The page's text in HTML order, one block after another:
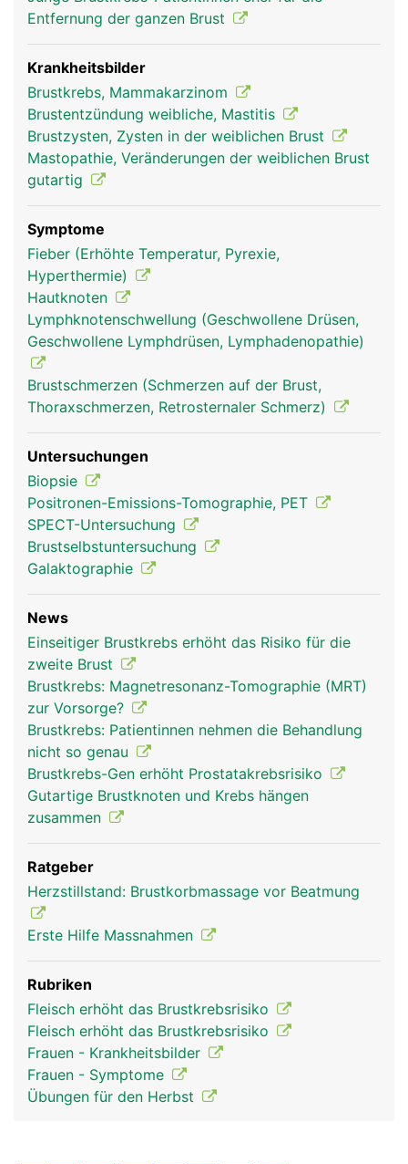
Geschlechtshormone vergrössern sich die Brüste
in der Schwangerschaft und beginnen kurz nach
der Entbindung mit der Milchproduktion, was
durch das Hormon Prolaktin aus der
Hirnanhangsdrüse in Gang gesetzt wird. Die Milch
enthält nicht nur die optimale Mischung aus
Nährstoffen sondern auch wichtige Antikörper der
Mutter, die das Neugeborene vor Infektionen
Menstruationszyklus kommt es zu einem
Anschwellen der Brüste als Vorbereitung auf eine
anstehende Schwangerschaft, die sich mit Beginn
der Monatsblutung wieder zurückbildet. Die Brüste
werden ausserdem durchzogen von Blutgefässen
zur Versorgung mit Nährstoffen und Hormonen
und von Lymphgefässen, die das Gewebewasser
(Lymphe) zu den Lymphknoten in den
Achselhöhlen leiten.
Brust Frau
Entfernung der ganzen Brust
Krankheitsbilder
Brustkrebs, Mammakarzinom
Brustentzündung weibliche, Mastitis
Brustzysten, Zysten in der weiblichen Brust
Mastopathie, Veränderungen der weiblichen Brust
gutartig
Symptome
Fieber (Erhöhte Temperatur, Pyrexie,
Hyperthermie)
Hautknoten
Lymphknotenschwellung (Geschwollene Drüsen,
Geschwollene Lymphdrüsen, Lymphadenopathie)
Brustschmerzen (Schmerzen auf der Brust,
Thoraxschmerzen, Retrosternaler Schmerz)
Untersuchungen
Biopsie
Positronen-Emissions-Tomographie, PET
SPECT-Untersuchung
Brustselbstuntersuchung
Galaktographie
News
Einseitiger Brustkrebs erhöht das Risiko für die
zweite Brust
Brustkrebs: Magnetresonanz-Tomographie (MRT)
zur Vorsorge?
Brustkrebs: Patientinnen nehmen die Behandlung
nicht so genau
Brustkrebs-Gen erhöht Prostatakrebsrisiko
Gutartige Brustknoten und Krebs hängen
zusammen
Ratgeber
Herzstillstand: Brustkorbmassage vor Beatmung
Erste Hilfe Massnahmen
Rubriken
Fleisch erhöht das Brustkrebsrisiko
Fleisch erhöht das Brustkrebsrisiko
Frauen - Krankheitsbilder
Frauen - Symptome
Übungen für den Herbst